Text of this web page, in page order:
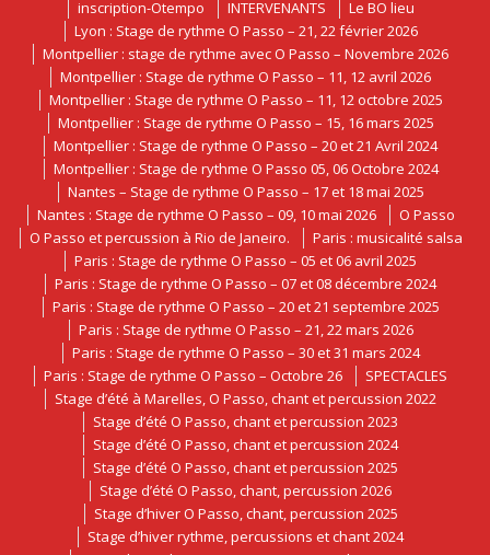
inscription-Otempo
INTERVENANTS
Le BO lieu
Lyon : Stage de rythme O Passo – 21, 22 février 2026
Montpellier : stage de rythme avec O Passo – Novembre 2026
Montpellier : Stage de rythme O Passo – 11, 12 avril 2026
Montpellier : Stage de rythme O Passo – 11, 12 octobre 2025
Montpellier : Stage de rythme O Passo – 15, 16 mars 2025
Montpellier : Stage de rythme O Passo – 20 et 21 Avril 2024
Montpellier : Stage de rythme O Passo 05, 06 Octobre 2024
Nantes – Stage de rythme O Passo – 17 et 18 mai 2025
Nantes : Stage de rythme O Passo – 09, 10 mai 2026
O Passo
O Passo et percussion à Rio de Janeiro.
Paris : musicalité salsa
Paris : Stage de rythme O Passo – 05 et 06 avril 2025
Paris : Stage de rythme O Passo – 07 et 08 décembre 2024
Paris : Stage de rythme O Passo – 20 et 21 septembre 2025
Paris : Stage de rythme O Passo – 21, 22 mars 2026
Paris : Stage de rythme O Passo – 30 et 31 mars 2024
Paris : Stage de rythme O Passo – Octobre 26
SPECTACLES
Stage d’été à Marelles, O Passo, chant et percussion 2022
Stage d’été O Passo, chant et percussion 2023
Stage d’été O Passo, chant et percussion 2024
Stage d’été O Passo, chant et percussion 2025
Stage d’été O Passo, chant, percussion 2026
Stage d’hiver O Passo, chant, percussion 2025
Stage d’hiver rythme, percussions et chant 2024